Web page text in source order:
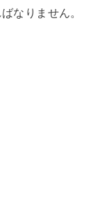
なりません。